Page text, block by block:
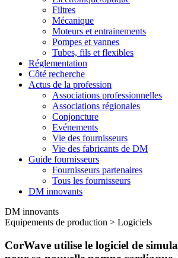
Filtres
Mécanique
Moteurs et entrainements
Pompes et vannes
Tubes, fils et flexibles
Réglementation
Côté recherche
Actus de la profession
Associations professionnelles
Associations régionales
Conjoncture
Evénements
Vie des fournisseurs
Vie des fabricants de DM
Guide fournisseurs
Fournisseurs partenaires
Tous les fournisseurs
DM innovants
DM innovants
Equipements de production > Logiciels
CorWave utilise le logiciel de